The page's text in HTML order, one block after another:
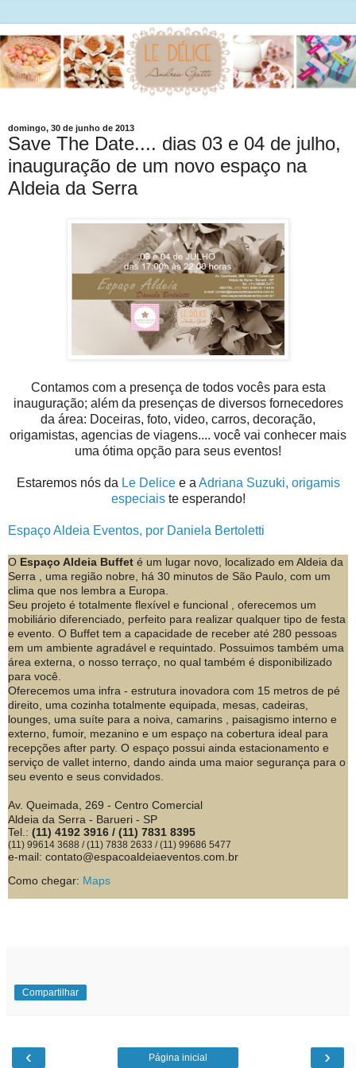
domingo, 30 de junho de 2013
Save The Date.... dias 03 e 04 de julho,
inauguração de um novo espaço na
Aldeia da Serra
Contamos com a presença de todos vocês para esta
inauguração; além da presenças de diversos fornecedores
da área: Doceiras, foto, video, carros, decoração,
origamistas, agencias de viagens.... você vai conhecer mais
uma ótima opção para seus eventos!
Estaremos nós da Le Delicee a Adriana Suzuki, origamis
especiaiste esperando!
Espaço Aldeia Eventos, por Daniela Bertoletti
O Espaço Aldeia Buffet é um lugar novo, localizado em Aldeia da
Serra , uma região nobre, há 30 minutos de São Paulo, com um
clima que nos lembra a Europa.
Seu projeto é totalmente flexível e funcional , oferecemos um
mobiliário diferenciado, perfeito para realizar qualquer tipo de festa
e evento. O Buffet tem a capacidade de receber até 280 pessoas
em um ambiente agradável e requintado. Possuimos também uma
área externa, o nosso terraço, no qual também é disponibilizado
para você.
Oferecemos uma infra - estrutura inovadora com 15 metros de pé
direito, uma cozinha totalmente equipada, mesas, cadeiras,
lounges, uma suíte para a noiva, camarins , paisagismo interno e
externo, fumoir, mezanino e um espaço na cobertura ideal para
recepções after party. O espaço possui ainda estacionamento e
serviço de vallet interno, dando ainda uma maior segurança para o
seu evento e seus convidados.
Av. Queimada, 269 - Centro Comercial
Aldeia da Serra - Barueri - SP
Tel.: (11) 4192 3916 / (11) 7831 8395
(11) 99614 3688 / (11) 7838 2633 / (11) 99686 5477
e-mail: contato@espacoaldeiaeventos.com.br
Como chegar: Maps
Compartilhar
‹ ›
Página inicial